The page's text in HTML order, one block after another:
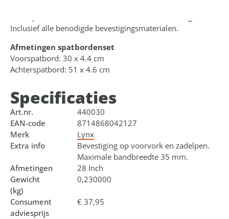
Inclusief alle benodigde bevestigingsmaterialen.
Afmetingen spatbordenset
Voorspatbord: 30 x 4.4 cm
Achterspatbord: 51 x 4.6 cm
Specificaties
Art.nr.
440030
EAN-code
8714868042127
Merk
Lynx
Extra info
Bevestiging op voorvork en zadelpen.
Maximale bandbreedte 35 mm.
Afmetingen
28 Inch
Gewicht
(kg)
0,230000
Consument
adviesprijs
€ 37,95